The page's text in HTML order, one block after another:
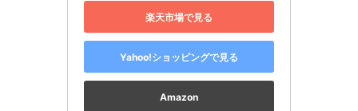
楽天市場で見る
Yahoo!ショッピングで見る
Amazon